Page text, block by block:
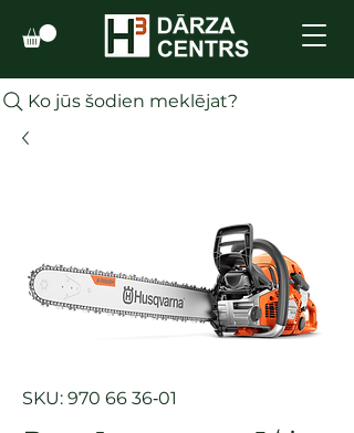
Ko jūs šodien meklējat?
SKU: 970 66 36‑01